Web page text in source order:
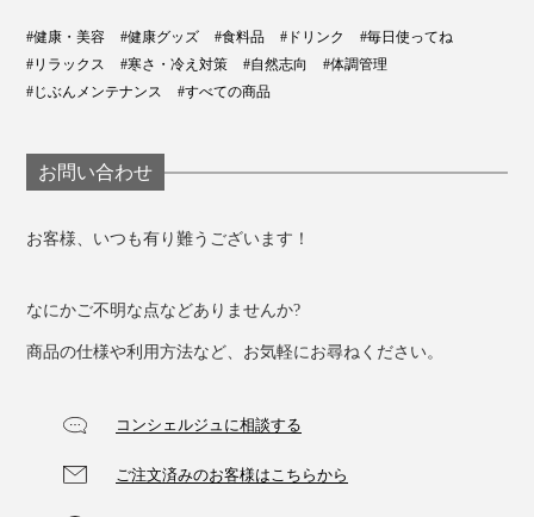
#健康・美容 #健康グッズ #食料品 #ドリンク
#毎日使ってね
#リラックス
#寒さ・冷え対策 #自然志向
#体調管理
#じぶんメンテナンス
#すべての商品
お問い合わせ
お客様、いつも有り難うございます！
なにかご不明な点などありませんか?
商品の仕様や利用方法など、お気軽にお尋ねください。
コンシェルジュに相談する
ご注文済みのお客様はこちらから